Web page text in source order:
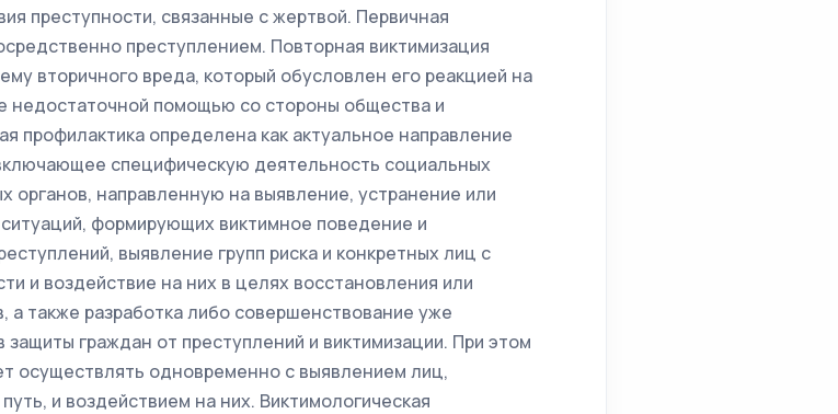
преступности, связанные с жертвой. Первичная
преступлением. Повторная виктимизация
вторичного вреда, который обусловлен его реакцией на
недостаточной помощью со стороны общества и
профилактика определена как актуальное направление
специфическую деятельность социальных
органов, направленную на выявление, устранение или
формирующих виктимное поведение и
выявление групп риска и конкретных лиц с
и воздействие на них в целях восстановления или
а также разработка либо совершенствование уже
граждан от преступлений и виктимизации. При этом
осуществлять одновременно с выявлением лиц,
и воздействием на них. Виктимологическая